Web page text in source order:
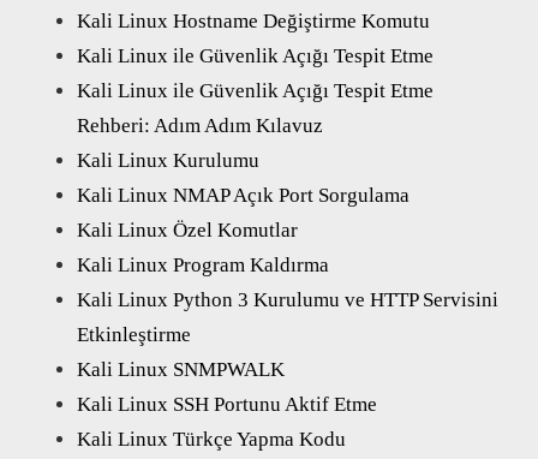
Kali Linux Hostname Değiştirme Komutu
Kali Linux ile Güvenlik Açığı Tespit Etme
Kali Linux ile Güvenlik Açığı Tespit Etme
Rehberi: Adım Adım Kılavuz
Kali Linux Kurulumu
Kali Linux NMAP Açık Port Sorgulama
Kali Linux Özel Komutlar
Kali Linux Program Kaldırma
Kali Linux Python 3 Kurulumu ve HTTP Servisini
Etkinleştirme
Kali Linux SNMPWALK
Kali Linux SSH Portunu Aktif Etme
Kali Linux Türkçe Yapma Kodu